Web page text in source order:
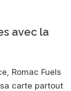
avec la
Romac Fuels
carte partout